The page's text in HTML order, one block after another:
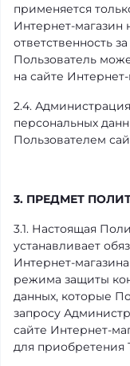
применяется
Интернет-магазин
ответственность
Пользователь
на сайте
2.4.
персональных
Пользователем
3. ПРЕДМЕТ
3.1. Настоящая
устанавливает
Интернет-
режима защиты
данных, которые
запросу
сайте Интернет-
для приобретения